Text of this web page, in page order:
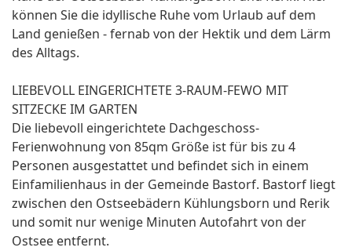
können Sie die idyllische Ruhe vom Urlaub auf dem
Land genießen - fernab von der Hektik und dem Lärm
des Alltags.
LIEBEVOLL EINGERICHTETE 3-RAUM-FEWO MIT
SITZECKE IM GARTEN
Die liebevoll eingerichtete Dachgeschoss-
Ferienwohnung von 85qm Größe ist für bis zu 4
Personen ausgestattet und befindet sich in einem
Einfamilienhaus in der Gemeinde Bastorf. Bastorf liegt
zwischen den Ostseebädern Kühlungsborn und Rerik
und somit nur wenige Minuten Autofahrt von der
Ostsee entfernt.